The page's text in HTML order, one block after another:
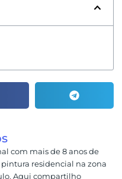
com mais de 8 anos de
residencial na zona
Aqui compartilho